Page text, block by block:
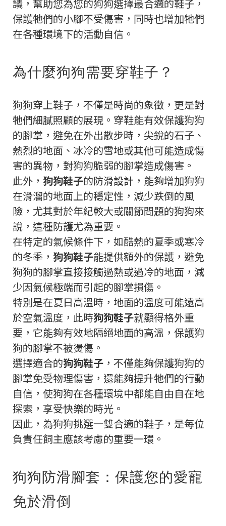
議，幫助您為您的狗狗選擇最合適的鞋子，
保護牠們的小腳不受傷害，同時也增加牠們
在各種環境下的活動自信。
為什麼狗狗需要穿鞋子？
狗狗穿上鞋子，不僅是時尚的象徵，更是對
牠們細膩照顧的展現。穿鞋能有效保護狗狗
的腳掌，避免在外出散步時，尖銳的石子、
熱烈的地面、冰冷的雪地或其他可能造成傷
害的異物，對狗狗脆弱的腳掌造成傷害。
此外， 狗狗鞋子的防滑設計，能夠增加狗狗
在滑溜的地面上的穩定性，減少跌倒的風
險，尤其對於年紀較大或關節問題的狗狗來
說，這種防護尤為重要。
在特定的氣候條件下，如酷熱的夏季或寒冷
的冬季， 狗狗鞋子能提供額外的保護，避免
狗狗的腳掌直接接觸過熱或過冷的地面，減
少因氣候極端而引起的腳掌損傷。
特別是在夏日高溫時，地面的溫度可能遠高
於空氣溫度，此時狗狗鞋子就顯得格外重
要，它能夠有效地隔絕地面的高溫，保護狗
狗的腳掌不被燙傷。
選擇適合的狗狗鞋子 ，不僅能夠保護狗狗的
腳掌免受物理傷害，還能夠提升牠們的行動
自信，使狗狗在各種環境中都能自由自在地
探索，享受快樂的時光。
因此，為狗狗挑選一雙合適的鞋子，是每位
負責任飼主應該考慮的重要一環。
狗狗防滑腳套：保護您的愛寵
免於滑倒